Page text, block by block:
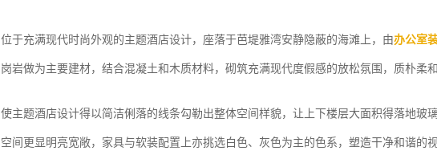
位于充满现代时尚外观的主题酒店设计，座落于芭堤雅湾安静隐蔽的海滩上，由办公室
岗岩做为主要建材，结合混凝土和木质材料，砌筑充满现代度假感的放松氛围，质朴柔
使主题酒店设计得以简洁俐落的线条勾勒出整体空间样貌，让上下楼层大面积得落地玻
空间更显明亮宽敞，家具与软装配置上亦挑选白色、灰色为主的色系，塑造干净和谐的